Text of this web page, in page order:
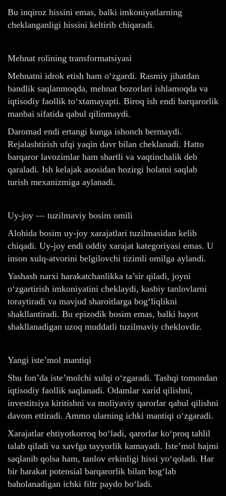
Bu inqiroz hissini emas, balki imkoniyatlarning
cheklanganligi hissini keltirib chiqaradi.
Mehnat rolining transformatsiyasi
Mehnatni idrok etish ham o‘zgardi. Rasmiy jihatdan
bandlik saqlanmoqda, mehnat bozorlari ishlamoqda va
iqtisodiy faollik to‘xtamayapti. Biroq ish endi barqarorlik
manbai sifatida qabul qilinmaydi.
Daromad endi ertangi kunga ishonch bermaydi.
Rejalashtirish ufqi yaqin davr bilan cheklanadi. Hatto
barqaror lavozimlar ham shartli va vaqtinchalik deb
qaraladi. Ish kelajak asosidan hozirgi holatni saqlab
turish mexanizmiga aylanadi.
Uy-joy — tuzilmaviy bosim omili
Alohida bosim uy-joy xarajatlari tuzilmasidan kelib
chiqadi. Uy-joy endi oddiy xarajat kategoriyasi emas. U
inson xulq-atvorini belgilovchi tizimli omilga aylandi.
Yashash narxi harakatchanlikka ta’sir qiladi, joyni
o‘zgartirish imkoniyatini cheklaydi, kasbiy tanlovlarni
toraytiradi va mavjud sharoitlarga bog‘liqlikni
shakllantiradi. Bu epizodik bosim emas, balki hayot
shakllanadigan uzoq muddatli tuzilmaviy cheklovdir.
Yangi iste’mol mantiqi
Shu fon’da iste’molchi xulqi o‘zgaradi. Tashqi tomondan
iqtisodiy faollik saqlanadi. Odamlar xarid qilishni,
investitsiya kiritishni va moliyaviy qarorlar qabul qilishni
davom ettiradi. Ammo ularning ichki mantiqi o‘zgaradi.
Xarajatlar ehtiyotkorroq bo‘ladi, qarorlar ko‘proq tahlil
talab qiladi va xavfga tayyorlik kamayadi. Iste’mol hajmi
saqlanib qolsa ham, tanlov erkinligi hissi yo‘qoladi. Har
bir harakat potensial barqarorlik bilan bog‘lab
baholanadigan ichki filtr paydo bo‘ladi.